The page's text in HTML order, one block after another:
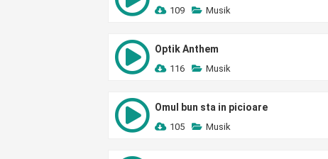
109 Musik
Optik Anthem
116 Musik
Omul bun sta in picioare
105 Musik